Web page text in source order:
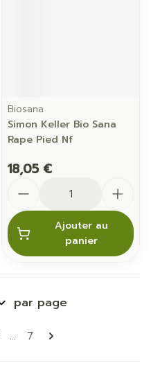
Biosana
Simon Keller Bio Sana
Rape Pied Nf
18,05 €
Ajouter au
panier
actuellement la page
... Page
7
par page